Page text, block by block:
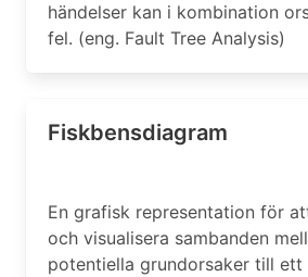
händelser kan i kombination
fel. (eng. Fault Tree Analysis)
Fiskbensdiagram
En grafisk representation för
och visualisera sambanden
potentiella grundorsaker till ett